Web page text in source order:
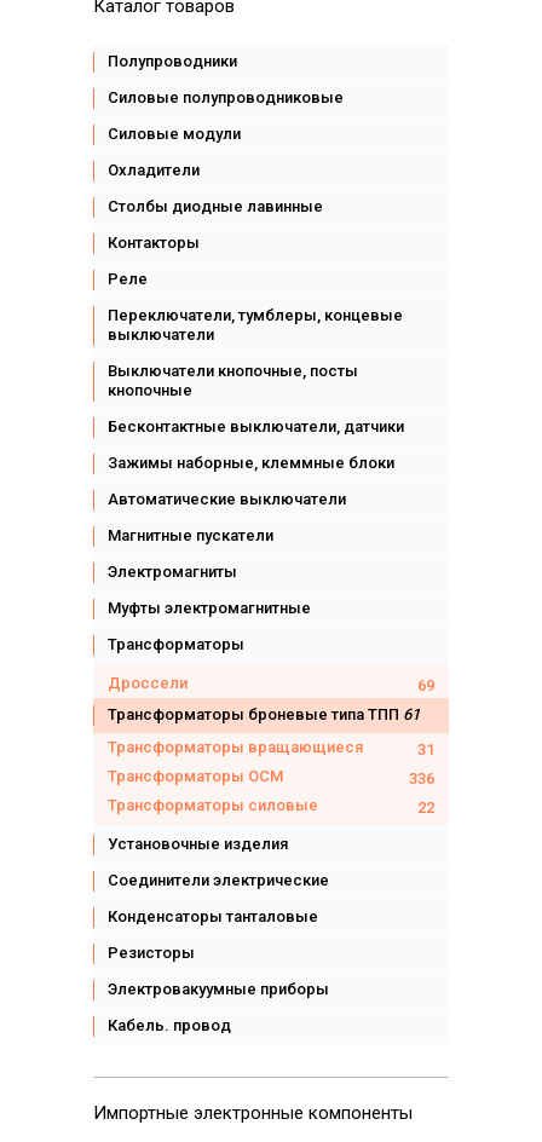
Каталог товаров
Полупроводники
Силовые полупроводниковые
Силовые модули
Охладители
Столбы диодные лавинные
Контакторы
Реле
Переключатели, тумблеры, концевые
выключатели
Выключатели кнопочные, посты
кнопочные
Бесконтактные выключатели, датчики
Зажимы наборные, клеммные блоки
Автоматические выключатели
Магнитные пускатели
Электромагниты
Муфты электромагнитные
Трансформаторы
Дроссели
69
Трансформаторы броневые типа ТПП 61
Трансформаторы вращающиеся
31
Трансформаторы ОСМ
336
Трансформаторы силовые
22
Установочные изделия
Соединители электрические
Конденсаторы танталовые
Резисторы
Электровакуумные приборы
Кабель. провод
Импортные электронные компоненты